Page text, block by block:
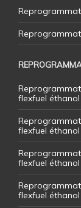
flexfuel
flexfuel
flexfuel éthanol
flexfuel